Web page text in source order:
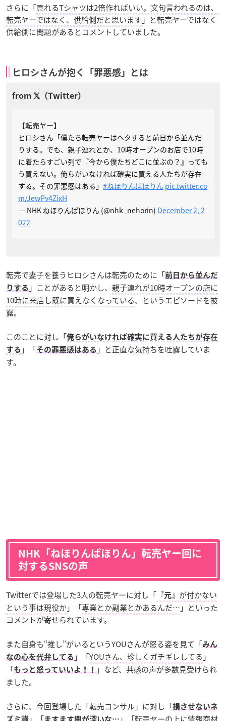
さらに「売れるTシャツは2倍作ればいい。文句言われるのは、
転売ヤーではなく、供給側だと思います 」と転売ヤーではなく
供給側に問題があるとコメントしていました。
ヒロシさんが抱く「罪悪感」とは
【転売ヤー】
ヒロシさん「僕たち転売ヤーはヘタすると前日から並んだ
りする。でも、親子連れとか、10時オープンのお店で10時
に着たらすごい列で『今から僕たちどこに並ぶの？』っても
う買えない。俺らがいなければ確実に買える人たちが存在
する。その罪悪感はある」 #ねほりんぱほりん pic.twitter.co
m/JewPv4ZixH
— NHK ねほりんぱほりん (@nhk_nehorin) December 2, 2
022
転売で妻子を養うヒロシさんは転売のために「前日から並んだ
りする 」ことがあると明かし、 親子連れが10時オープンの店に
10時に来店し既に買えなくなっている、というエピソードを披
露。
このことに対し「俺らがいなければ確実に買える人たちが存在
する 」「その罪悪感はある 」と正直な気持ちを吐露していま
す。
NHK「ねほりんぱほりん」転売ヤー回に
対するSNSの声
Twitterでは登場した3人の転売ヤーに対し「 『元』が付かない
という事は現役か」「専業とか副業とかあるんだ… 」といった
コメントが寄せられています。
また自身も“推し”がいるというYOUさんが怒る姿を見て「みん
なの心を代弁してる 」「YOUさん、珍しくガチギレしてる 」
「もっと怒っていいよ！！
」など、共感の声が多数見受けられ
ました。
さらに、今回登場した「転売コンサル」に対し「損させないネ
ズミ講 」「ますます闇が深いな… 」「転売ヤーの上に情報商材